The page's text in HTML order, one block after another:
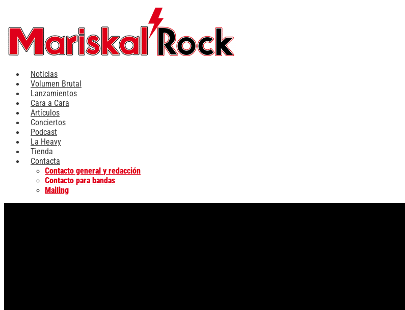
contenido
Noticias
Volumen Brutal
Lanzamientos
Cara a Cara
Artículos
Conciertos
Podcast
La Heavy
Tienda
Contacta
Contacto general y redacción
Contacto para bandas
Mailing